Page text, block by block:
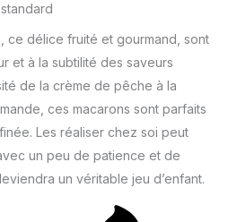
ce délice fruité et gourmand, sont
et à la subtilité des saveurs
de la crème de pêche à la
ces macarons sont parfaits
Les réaliser chez soi peut
un peu de patience et de
un véritable jeu d’enfant.